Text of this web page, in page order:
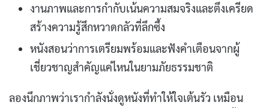
งานภาพและการกำกับเน้นความสมจริงและตึงเครียด
สร้างความรู้สึกหวาดกลัวที่ลึกซึ้ง
หนังสอนว่าการเตรียมพร้อมและฟังคำเตือนจากผู้
เชี่ยวชาญสำคัญแค่ไหนในยามภัยธรรมชาติ
ลองนึกภาพว่าเรากำลังนั่งดูหนังที่ทำให้ใจเต้นรัว เหมือน